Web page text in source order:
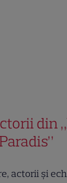
din
actorii și